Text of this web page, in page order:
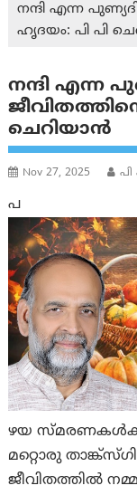
നന്ദി എന്ന
ഹൃദയം: പി പി
നന്ദി എന്ന
ചെറിയാൻ
Nov 27, 2025
പ
ഴയ
മറ്റൊരു
ജീവിതത്തിൽ